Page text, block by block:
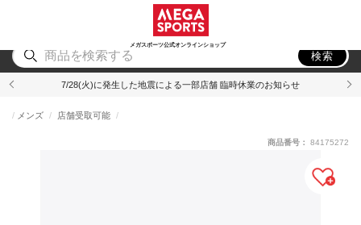
メガスポーツ公式オンラインショップ
アウトドア
検索
7/28(火)に発生した地震による一部店舗 臨時休業のお知らせ
メンズ 店舗受取可能
商品番号： 84175272